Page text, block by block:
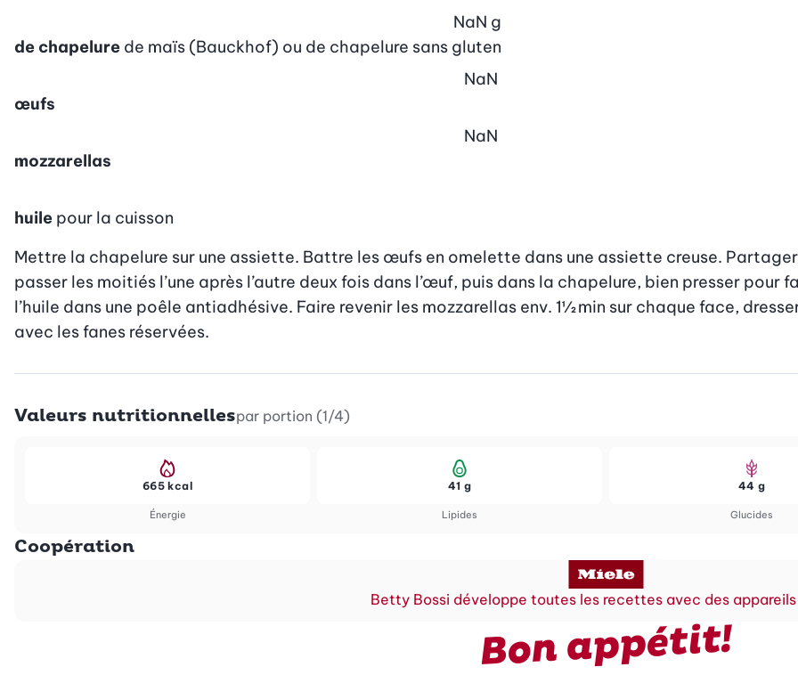
de chapelure de maïs (Bauckhof) ou de chapelure sans gluten
NaN g
œufs
NaN
mozzarellas
NaN
huile pour la cuisson
Mettre la chapelure sur une assiette. Battre les œufs en omelette dans une assiette creuse. Partager
passer les moitiés l’une après l’autre deux fois dans l’œuf, puis dans la chapelure, bien presser pour
l’huile dans une poêle antiadhésive. Faire revenir les mozzarellas env. 1½ min sur chaque face,
avec les fanes réservées.
Valeurs nutritionnellespar portion (1/4)
Énergie
665 kcal
Lipides
41 g
Glucides
44 g
Coopération
Betty Bossi développe toutes les recettes avec des
Bon appétit!